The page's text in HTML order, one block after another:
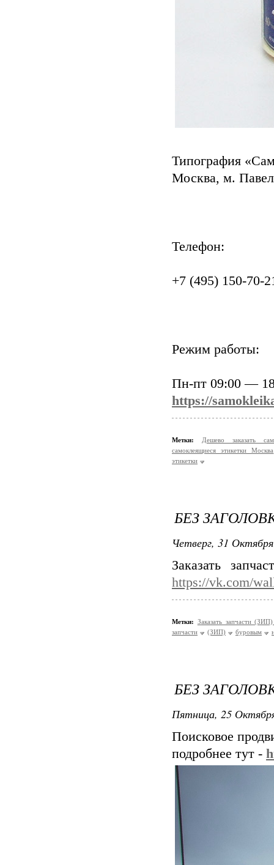
Типография
Москва, м.
Телефон:
+7 (495) 150-70-
Режим работы:
Пн-пт 09:00 —
https://
Метки:
Дешево заказать
самоклеящиеся этикетки Москва
этикетки
БЕЗ
Четверг, 31
Заказать
https://vk.com/
Метки: Заказать запчасти
запчасти
(ЗИП) буровым
БЕЗ
Пятница, 25
Поисковое
подробнее тут -